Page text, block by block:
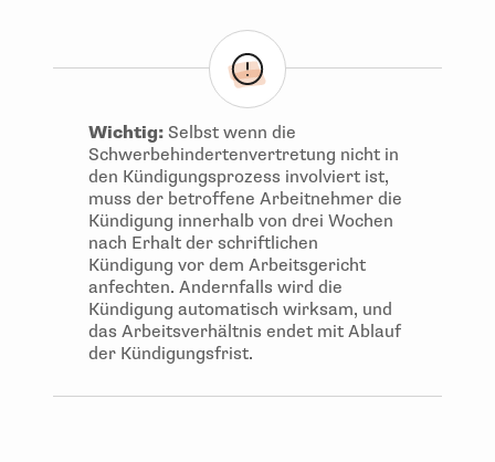
Wichtig: Selbst wenn die
Schwerbehindertenvertretung nicht in
den Kündigungsprozess involviert ist,
muss der betroffene Arbeitnehmer die
Kündigung innerhalb von drei Wochen
nach Erhalt der schriftlichen
Kündigung vor dem Arbeitsgericht
anfechten. Andernfalls wird die
Kündigung automatisch wirksam, und
das Arbeitsverhältnis endet mit Ablauf
der Kündigungsfrist.